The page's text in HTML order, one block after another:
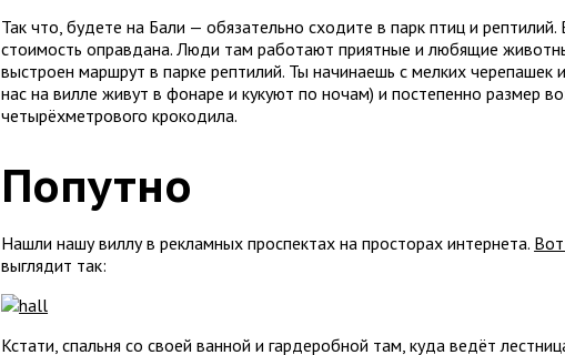
Так что, будете на Бали — обязательно сходите в парк птиц и
стоимость оправдана. Люди там работают приятные и любящие
выстроен маршрут в парке рептилий. Ты начинаешь с мелких черепашек
нас на вилле живут в фонаре и кукуют по ночам) и постепенно размер
четырёхметрового крокодила.
Попутно
Нашли нашу виллу в рекламных проспектах на просторах интернета.
выглядит так:
Кстати, спальня со своей ванной и гардеробной там, куда ведёт